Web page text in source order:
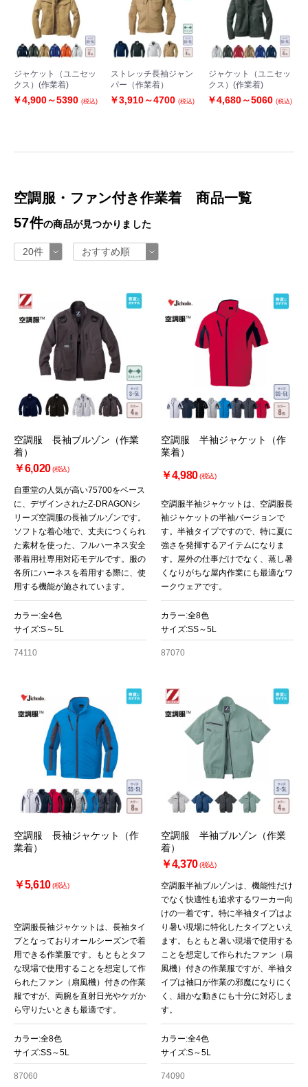
ジャケット（ユニセッ
クス）(作業着)
￥4,900～5390 (税込)
ストレッチ長袖ジャン
パー（作業着）
￥3,910～4700(税込)
ジャケット（ユニセッ
クス）(作業着)
￥4,680～5060 (税込)
空調服・ファン付き作業着 商品一覧
57件の商品が見つかりました
空調服 長袖ブルゾン（作業
着）
￥6,020(税込)
自重堂の人気が高い75700をベース
に、デザインされたZ-DRAGONシ
リーズ空調服の長袖ブルゾンです。
ソフトな着心地で、丈夫につくられ
た素材を使った、フルハーネス安全
帯着用社専用対応モデルです。服の
各所にハーネスを着用する際に、使
用する機能が施されています。
カラー:全4色
サイズ:S～5L
74110
空調服 半袖ジャケット（作
業着）
￥4,980(税込)
空調服半袖ジャケットは、空調服長
袖ジャケットの半袖バージョンで
す。半袖タイプですので、特に夏に
強さを発揮するアイテムになりま
す。屋外の仕事だけでなく、蒸し暑
くなりがちな屋内作業にも最適なワ
ークウェアです。
カラー:全8色
サイズ:SS～5L
87070
空調服 長袖ジャケット（作
業着）
￥5,610(税込)
空調服長袖ジャケットは、長袖タイ
プとなっておりオールシーズンで着
用できる作業服です。もともとタフ
な現場で使用することを想定して作
られたファン（扇風機）付きの作業
服ですが、両腕を直射日光やケガか
ら守りたいときも最適です。
カラー:全8色
サイズ:SS～5L
87060
空調服 半袖ブルゾン（作業
着）
￥4,370(税込)
空調服半袖ブルゾンは、機能性だけ
でなく快適性も追求するワーカー向
けの一着です。特に半袖タイプはよ
り暑い現場に特化したタイプといえ
ます。もともと暑い現場で使用する
ことを想定して作られたファン（扇
風機）付きの作業服ですが、半袖タ
イプは袖口が作業の邪魔になりにく
く、細かな動きにも十分に対応しま
す。
カラー:全4色
サイズ:S～5L
74090